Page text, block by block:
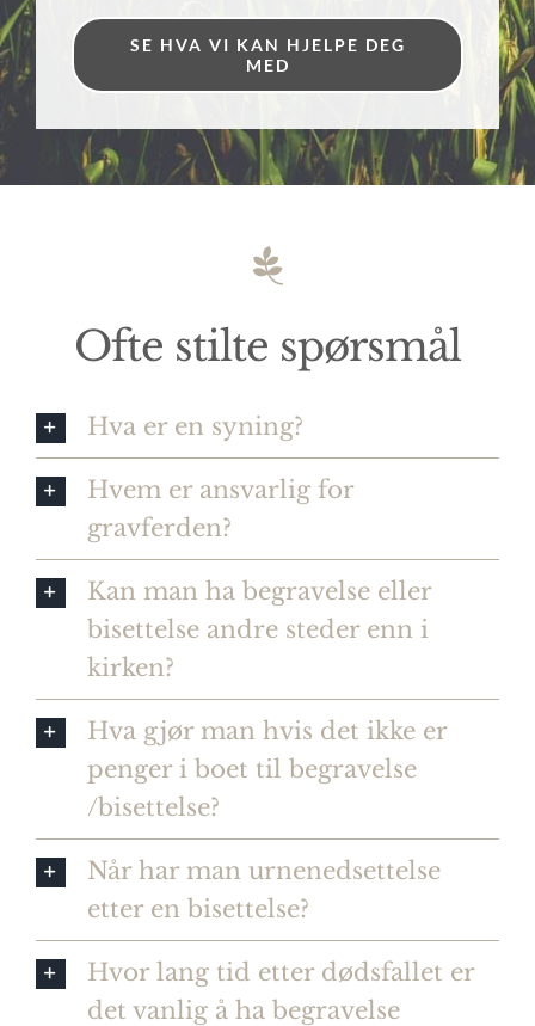
SE HVA VI KAN HJELPE DEG
MED
Ofte stilte spørsmål
Hva er en syning?
Hvem er ansvarlig for
gravferden?
Kan man ha begravelse eller
bisettelse andre steder enn i
kirken?
Hva gjør man hvis det ikke er
penger i boet til begravelse
/bisettelse?
Når har man urnenedsettelse
etter en bisettelse?
Hvor lang tid etter dødsfallet er
det vanlig å ha begravelse